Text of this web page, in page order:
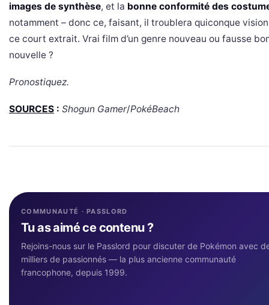
images de synthèse, et la bonne conformité des
notamment – donc ce, faisant, il troublera quiconque
ce court extrait. Vrai film d’un genre nouveau ou fausse
nouvelle ?
Pronostiquez.
SOURCES : Shogun Gamer/PokéBeach
COMMUNAUTÉ · PASSLORD
Tu as aimé ce contenu ?
Rejoins-nous sur le Passlord pour discuter de Pokémon avec
milliers de passionnés — la plus ancienne communauté
francophone, depuis 1999.